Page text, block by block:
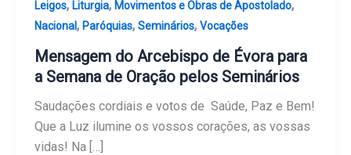
Leigos, Liturgia, Movimentos e Obras de Apostolado,
Nacional, Paróquias, Seminários, Vocações
Mensagem do Arcebispo de Évora para
a Semana de Oração pelos Seminários
Saudações cordiais e votos de Saúde, Paz e Bem!
Que a Luz ilumine os vossos corações, as vossas
vidas! Na […]